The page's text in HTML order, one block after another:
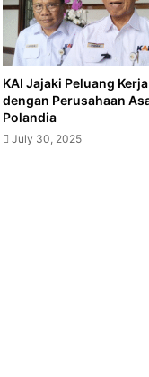
KAI Jajaki Peluang
dengan Perusahaan
Polandia
July 30, 2025